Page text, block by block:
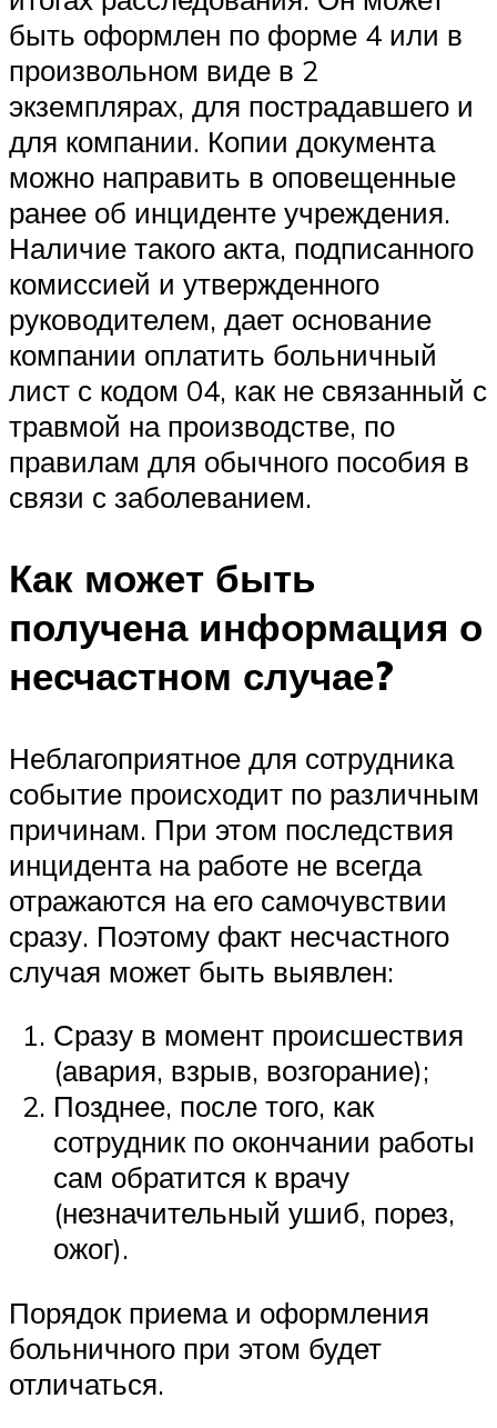
быть оформлен по форме 4 или в
произвольном виде в 2
экземплярах, для пострадавшего и
для компании. Копии документа
можно направить в оповещенные
ранее об инциденте учреждения.
Наличие такого акта, подписанного
комиссией и утвержденного
руководителем, дает основание
компании оплатить больничный
лист с кодом 04, как не связанный с
травмой на производстве, по
правилам для обычного пособия в
связи с заболеванием.
Как может быть
получена информация о
несчастном случае?
Неблагоприятное для сотрудника
событие происходит по различным
причинам. При этом последствия
инцидента на работе не всегда
отражаются на его самочувствии
сразу. Поэтому факт несчастного
случая может быть выявлен:
Сразу в момент происшествия
(авария, взрыв, возгорание);
Позднее, после того, как
сотрудник по окончании работы
сам обратится к врачу
(незначительный ушиб, порез,
ожог).
Порядок приема и оформления
больничного при этом будет
отличаться.